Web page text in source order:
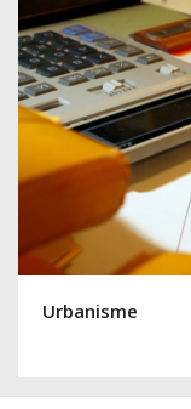
Urbanisme